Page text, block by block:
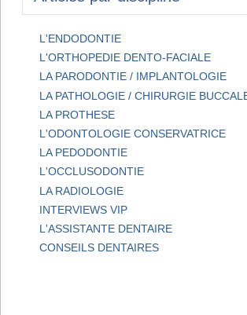
L'ENDODONTIE
L'ORTHOPEDIE DENTO-FACIALE
LA PARODONTIE / IMPLANTOLOGIE
LA PATHOLOGIE / CHIRURGIE
LA PROTHESE
L'ODONTOLOGIE CONSERVATRICE
LA PEDODONTIE
L'OCCLUSODONTIE
LA RADIOLOGIE
INTERVIEWS VIP
L'ASSISTANTE DENTAIRE
CONSEILS DENTAIRES